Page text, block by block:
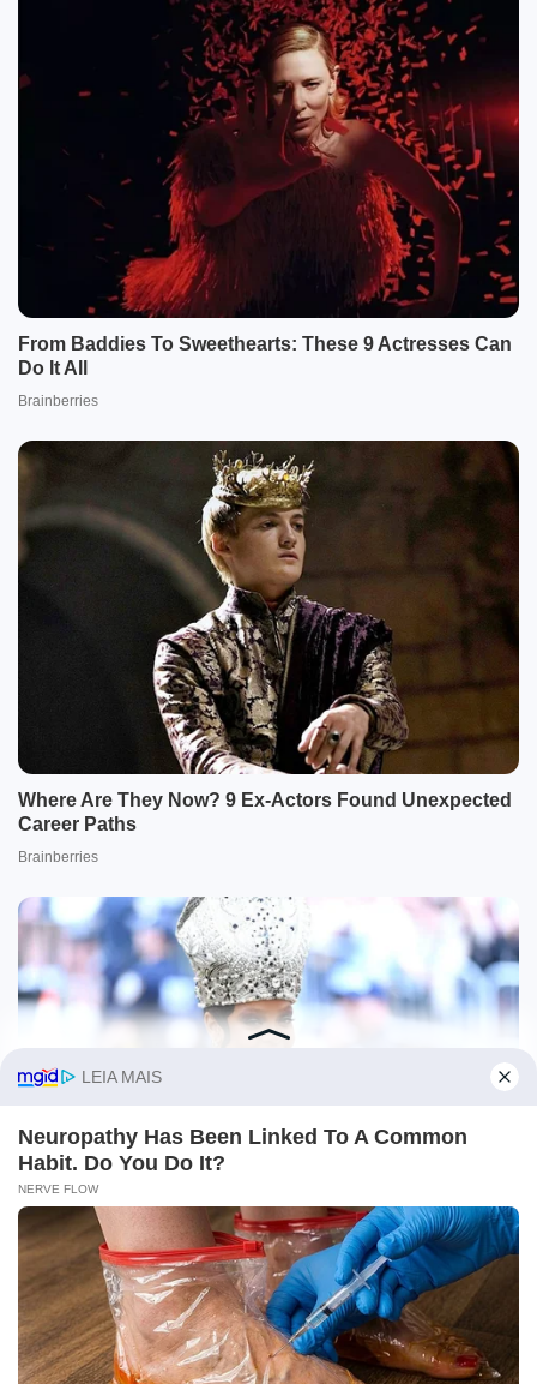
O site Campo Maior Em Foco utiliza cookies e outras
tecnologias semelhantes para recomendar conteúdo de seu
interesse. Ao prosseguir, você concorda com tal
monitoramento.Leia mais CONCORDO